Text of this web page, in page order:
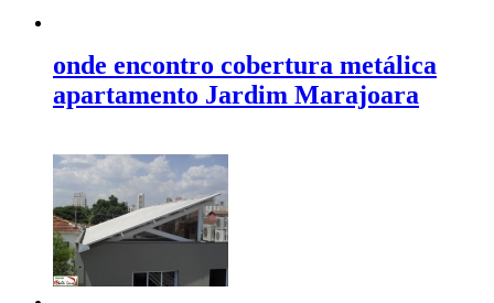
onde encontro cobertura metálica
apartamento Jardim Marajoara